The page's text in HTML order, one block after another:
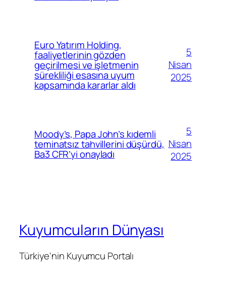
Euro Yatırım Holding,
faaliyetlerinin gözden
geçirilmesi ve işletmenin
sürekliliği esasına uyum
kapsamında kararlar aldı
5
Nisan
2025
Moody’s, Papa John’s kıdemli
teminatsız tahvillerini düşürdü,
Ba3 CFR’yi onayladı
5
Nisan
2025
Kuyumcuların Dünyası
Türkiye'nin Kuyumcu Portalı